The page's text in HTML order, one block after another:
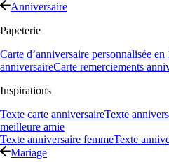
Anniversaire
Papeterie
Carte d’anniversaire personnalisée en
anniversaireCarte remerciements
Inspirations
Texte carte anniversaireTexte
meilleure amie
Texte anniversaire femmeTexte
Mariage